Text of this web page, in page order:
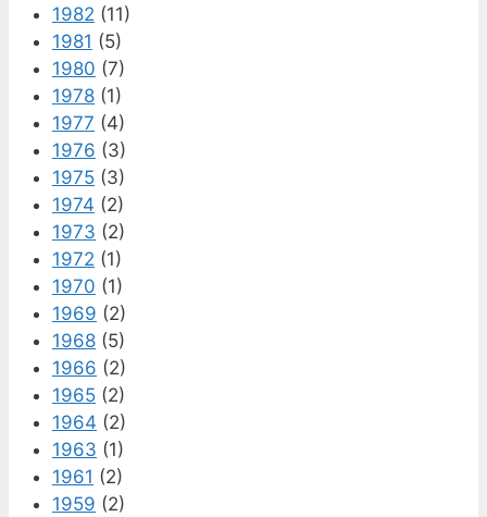
1982 (11)
1981 (5)
1980 (7)
1978 (1)
1977 (4)
1976 (3)
1975 (3)
1974 (2)
1973 (2)
1972 (1)
1970 (1)
1969 (2)
1968 (5)
1966 (2)
1965 (2)
1964 (2)
1963 (1)
1961 (2)
1959 (2)